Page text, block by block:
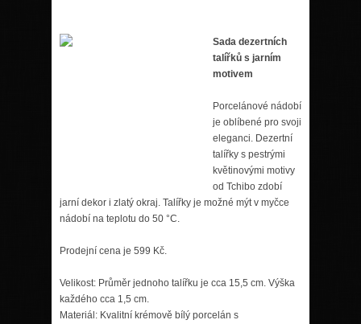
Sada dezertních
talířků s jarním
motivem
Porcelánové nádobí
je oblíbené pro svoji
eleganci. Dezertní
talířky s pestrými
květinovými motivy
od Tchibo zdobí
jarní dekor i zlatý okraj. Talířky je možné mýt v myčce
nádobí na teplotu do 50 °C.
Prodejní cena je 599 Kč.
Velikost: Průměr jednoho talířku je cca 15,5 cm. Výška
každého cca 1,5 cm.
Materiál: Kvalitní krémově bílý porcelán s